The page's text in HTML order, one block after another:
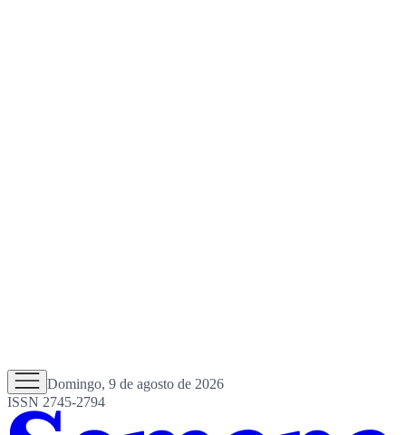
Domingo, 9 de agosto de 2026
ISSN 2745-2794